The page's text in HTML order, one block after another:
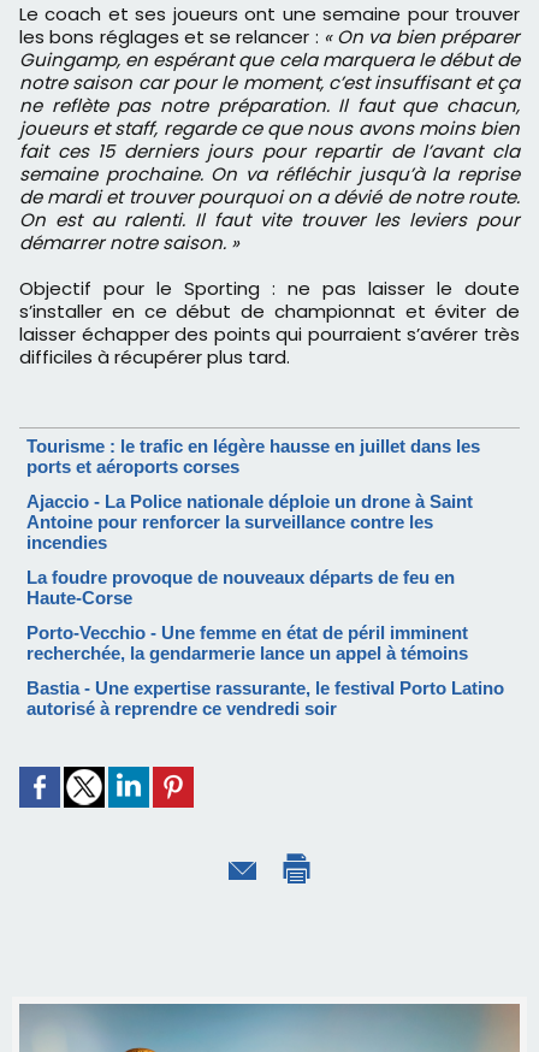
Le coach et ses joueurs ont une semaine pour trouver
les bons réglages et se relancer : « On va bien préparer
Guingamp, en espérant que cela marquera le début de
notre saison car pour le moment, c’est insuffisant et ça
ne reflète pas notre préparation. Il faut que chacun,
joueurs et staff, regarde ce que nous avons moins bien
fait ces 15 derniers jours pour repartir de l’avant cla
semaine prochaine. On va réfléchir jusqu’à la reprise
de mardi et trouver pourquoi on a dévié de notre route.
On est au ralenti. Il faut vite trouver les leviers pour
démarrer notre saison. »
Objectif pour le Sporting : ne pas laisser le doute
s’installer en ce début de championnat et éviter de
laisser échapper des points qui pourraient s’avérer très
difficiles à récupérer plus tard.
Tourisme : le trafic en légère hausse en juillet dans les
ports et aéroports corses
Ajaccio - La Police nationale déploie un drone à Saint
Antoine pour renforcer la surveillance contre les
incendies
La foudre provoque de nouveaux départs de feu en
Haute-Corse
Porto-Vecchio - Une femme en état de péril imminent
recherchée, la gendarmerie lance un appel à témoins
Bastia - Une expertise rassurante, le festival Porto Latino
autorisé à reprendre ce vendredi soir